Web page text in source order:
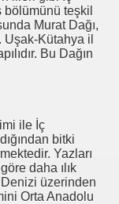
teşkil
Murat Dağı,
Kütahya il
Bu Dağın
ile İç
bitki
Yazları
daha ılık
üzerinden
Orta Anadolu